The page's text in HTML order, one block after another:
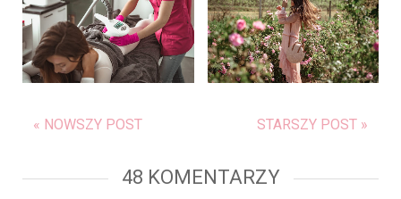
« NOWSZY POST STARSZY POST »
48 KOMENTARZY